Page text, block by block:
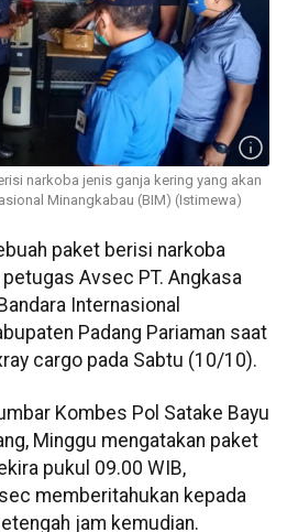
narkoba jenis ganja kering yang akan
Minangkabau (BIM) (Istimewa)
paket berisi narkoba
Avsec PT. Angkasa
Internasional
Padang Pariaman saat
cargo pada Sabtu (10/10).
Kombes Pol Satake Bayu
Minggu mengatakan paket
pukul 09.00 WIB,
memberitahukan kepada
jam kemudian.